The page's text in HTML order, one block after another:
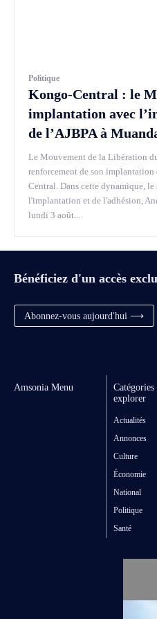
Politique
Kongo-Central : le
implantation avec
de l’AJBPA à
Le Mouvement de la Libération
renforcement de son
Central. Dans cette dynamique,
l'implantation et de l'adhésion,
lundi 3 août...
Bénéficiez d'un accès
Abonnez-vous aujourd'hui ⟶
Amsonia Menu
Catégories
explorer
Actualités
Annonces
Culture
Économie
National
Politique
Santé